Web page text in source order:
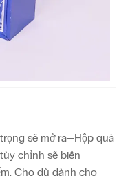
sẽ mở ra—Hộp quà
chỉnh sẽ biến
Cho dù dành cho